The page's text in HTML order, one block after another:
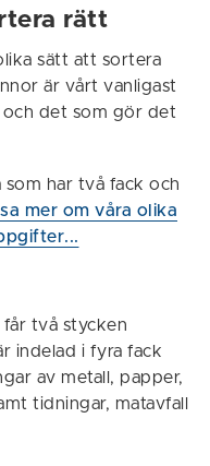
rätt
sätt att sortera
är vårt vanligast
det som gör det
som har två fack och
mer om våra olika
två stycken
indelad i fyra fack
av metall, papper,
tidningar, matavfall